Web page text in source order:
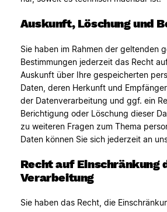
Auskunft, Löschung und
Sie haben im Rahmen der geltenden
Bestimmungen jederzeit das Recht
Auskunft über Ihre gespeicherten
Daten, deren Herkunft und
der Datenverarbeitung und ggf. ein
Berichtigung oder Löschung dieser
zu weiteren Fragen zum Thema
Daten können Sie sich jederzeit an
Recht auf Einschränkung
Verarbeitung
Sie haben das Recht, die